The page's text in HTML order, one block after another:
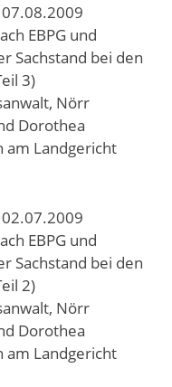
.08.2009
EBPG und
Sachstand bei den
3)
Nörr
Dorothea
am Landgericht
.07.2009
EBPG und
Sachstand bei den
2)
Nörr
Dorothea
am Landgericht